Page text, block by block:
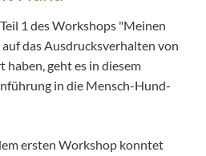
1 des Workshops "Meinen
das Ausdrucksverhalten von
geht es in diesem
in die Mensch-Hund-
ersten Workshop konntet